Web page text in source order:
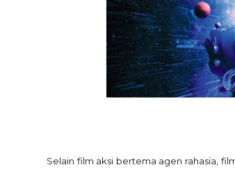
Selain film aksi bertema agen rahasia,